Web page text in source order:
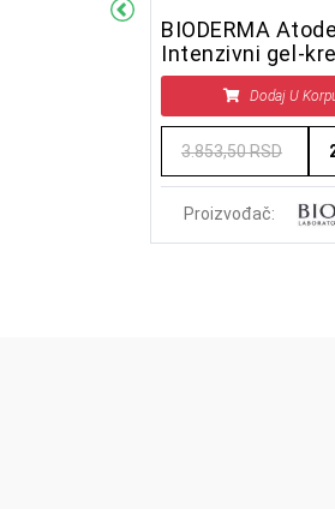
BIODERMA
Intenzivni gel-
Dodaj U
3.853,50 RSD
Proizvođač: